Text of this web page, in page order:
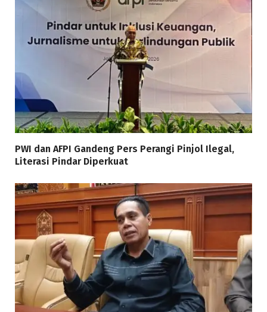
PWI dan AFPI Gandeng Pers Perangi Pinjol Ilegal,
Literasi Pindar Diperkuat